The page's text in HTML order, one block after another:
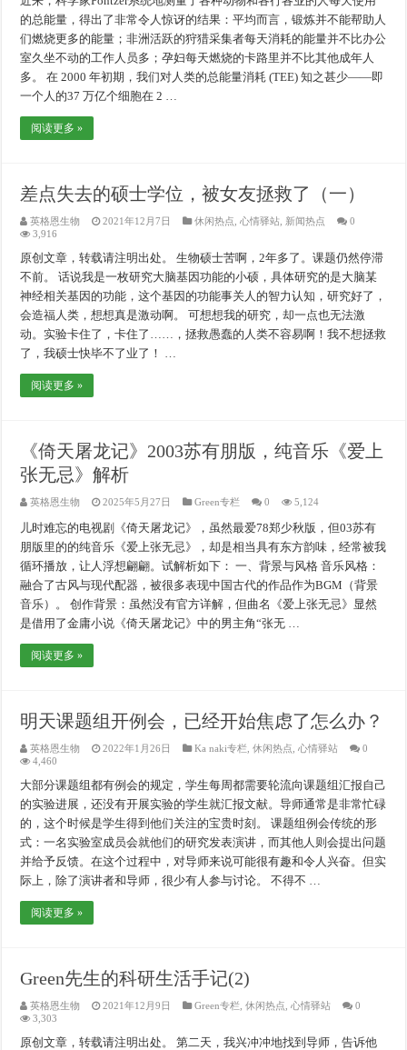
的总能量，得出了非常令人惊讶的结果：平均而言，锻炼并不能帮助人
们燃烧更多的能量；非洲活跃的狩猎采集者每天消耗的能量并不比办公
室久坐不动的工作人员多；孕妇每天燃烧的卡路里并不比其他成年人
多。 在 2000 年初期，我们对人类的总能量消耗 (TEE) 知之甚少——即
一个人的37 万亿个细胞在 2 …
阅读更多 »
差点失去的硕士学位，被女友拯救了（一）
英格恩生物 2021年12月7日 休闲热点 ,心情驿站 新闻热点
0
3,916
原创文章，转载请注明出处。 生物硕士苦啊，2年多了。课题仍然停滞
不前。 话说我是一枚研究大脑基因功能的小硕，具体研究的是大脑某
神经相关基因的功能，这个基因的功能事关人的智力认知，研究好了，
会造福人类，想想真是激动啊。 可想想我的研究，却一点也无法激
动。实验卡住了，卡住了……，拯救愚蠢的人类不容易啊！我不想拯救
了，我硕士快毕不了业了！ …
阅读更多 »
《倚天屠龙记》2003苏有朋版，纯音乐《爱上
张无忌》解析
英格恩生物 2025年5月27日 Green专栏 0 5,124
儿时难忘的电视剧《倚天屠龙记》，虽然最爱78郑少秋版，但03苏有
朋版里的的纯音乐《爱上张无忌》，却是相当具有东方韵味，经常被我
循环播放，让人浮想翩翩。试解析如下： 一、背景与风格 音乐风格：
融合了古风与现代配器，被很多表现中国古代的作品作为BGM（背景
音乐）。 创作背景：虽然没有官方详解，但曲名《爱上张无忌》显然
是借用了金庸小说《倚天屠龙记》中的男主角“张无 …
阅读更多 »
明天课题组开例会，已经开始焦虑了怎么办？
英格恩生物 2022年1月26日 Ka naki专栏 ,休闲热点 ,心情驿站
0
4,460
大部分课题组都有例会的规定，学生每周都需要轮流向课题组汇报自己
的实验进展，还没有开展实验的学生就汇报文献。导师通常是非常忙碌
的，这个时候是学生得到他们关注的宝贵时刻。 课题组例会传统的形
式：一名实验室成员会就他们的研究发表演讲，而其他人则会提出问题
并给予反馈。在这个过程中，对导师来说可能很有趣和令人兴奋。但实
际上，除了演讲者和导师，很少有人参与讨论。 不得不 …
阅读更多 »
Green先生的科研生活手记(2)
英格恩生物 2021年12月9日 Green专栏 ,休闲热点 ,心情驿站
0
3,303
原创文章，转载请注明出处。 第二天，我兴冲冲地找到导师，告诉他